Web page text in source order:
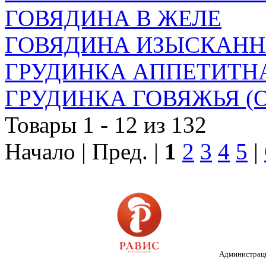
ГОВЯДИНА В ЖЕЛЕ
ГОВЯДИНА
ГРУДИНКА
ГРУДИНКА ГОВЯЖЬЯ
Товары 1 - 12 из 132
Начало | Пред. | 1 2 3 4 5 |